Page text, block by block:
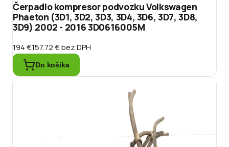
Čerpadlo kompresor podvozku Volkswagen
Phaeton (3D1, 3D2, 3D3, 3D4, 3D6, 3D7, 3D8,
3D9) 2002 - 2016 3D0616005M
194 €157.72 €bez DPH
Do košíka